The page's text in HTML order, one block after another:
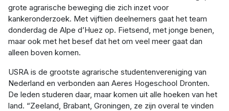
grote agrarische beweging die zich inzet voor
kankeronderzoek. Met vijftien deelnemers gaat het team
donderdag de Alpe d’Huez op. Fietsend, met jonge benen,
maar ook met het besef dat het om veel meer gaat dan
alleen boven komen.
USRA is de grootste agrarische studentenvereniging van
Nederland en verbonden aan Aeres Hogeschool Dronten.
De leden studeren daar, maar komen uit alle hoeken van het
land. “Zeeland, Brabant, Groningen, ze zijn overal te vinden